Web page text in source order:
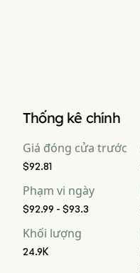
Thống kê chính
Giá đóng cửa trước
$92.81
Phạm vi ngày
$92.99 - $93.3
Khối lượng
24.9K